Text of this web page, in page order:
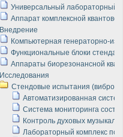
Универсальный лабораторный
Аппарат комплексной
Внедрение
Компьютерная генераторно-
Функциональные блоки стенда
Аппараты биорезонансной
Исследования
Стендовые испытания
Автоматизированная
Система мониторинга
Контроль духовых
Лабораторный комплекс по